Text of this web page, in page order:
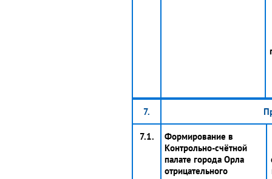
7.
7.1.
Формирование в
Контрольно-счётной
палате города Орла
отрицательного